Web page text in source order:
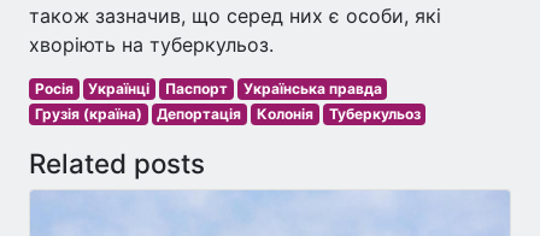
також зазначив, що серед них є особи, які
хворіють на туберкульоз.
Росія Українці Паспорт
Українська правда
Грузія (країна)
Депортація Колонія Туберкульоз
Related posts